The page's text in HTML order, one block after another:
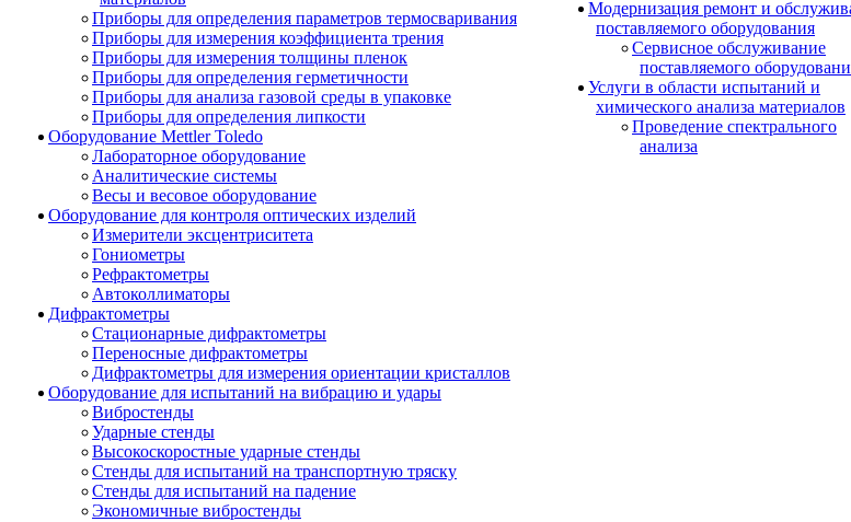
Приборы для определения параметров термосваривания
Приборы для измерения коэффициента трения
Приборы для измерения толщины пленок
Приборы для определения герметичности
Приборы для анализа газовой среды в упаковке
Приборы для определения липкости
Оборудование Mettler Toledo
Лабораторное оборудование
Аналитические системы
Весы и весовое оборудование
Оборудование для контроля оптических изделий
Измерители эксцентриситета
Гониометры
Рефрактометры
Автоколлиматоры
Дифрактометры
Стационарные дифрактометры
Переносные дифрактометры
Дифрактометры для измерения ориентации кристаллов
Оборудование для испытаний на вибрацию и удары
Вибростенды
Ударные стенды
Высокоскоростные ударные стенды
Стенды для испытаний на транспортную тряску
Стенды для испытаний на падение
Экономичные вибростенды
Модернизация ремонт и
поставляемого оборудования
Сервисное обслуживание
поставляемого
Услуги в области испытаний и
химического анализа материалов
Проведение спектрального
анализа